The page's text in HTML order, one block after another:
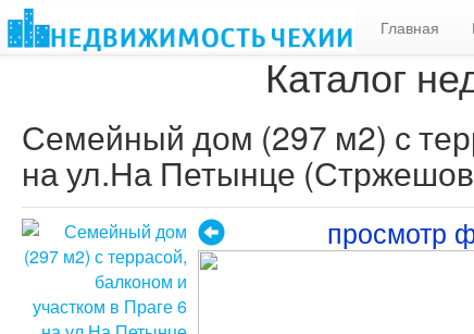
Главная
Каталог
Семейный дом (297 м2) с
на ул.На Петынце
просмотр